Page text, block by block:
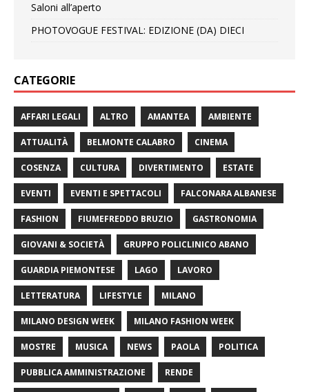
Saloni all’aperto
PHOTOVOGUE FESTIVAL: EDIZIONE (DA) DIECI
CATEGORIE
AFFARI LEGALI ALTRO AMANTEA AMBIENTE
ATTUALITÀ BELMONTE CALABRO CINEMA
COSENZA CULTURA DIVERTIMENTO ESTATE
EVENTI EVENTI E SPETTACOLI FALCONARA ALBANESE
FASHION FIUMEFREDDO BRUZIO GASTRONOMIA
GIOVANI & SOCIETÀ GRUPPO POLICLINICO ABANO
GUARDIA PIEMONTESE LAGO LAVORO
LETTERATURA LIFESTYLE MILANO
MILANO DESIGN WEEK MILANO FASHION WEEK
MOSTRE MUSICA NEWS PAOLA POLITICA
PUBBLICA AMMINISTRAZIONE RENDE